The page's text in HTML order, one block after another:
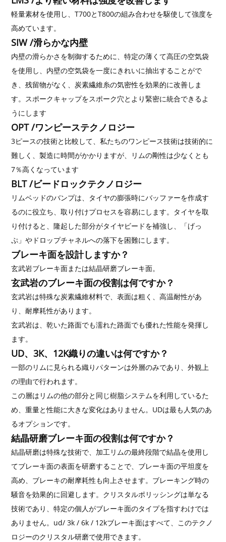
軽量素材を使用し、T700とT800の組み合わせを駆使して強度を
高めています。
SIW /滑らかな内壁
内壁の滑らかさを制御するために、特定の薄くて高圧の空気袋
を使用し、内壁の空気袋を一度にきれいに抽出することがで
き、残留物がなく、炭素繊維糸の気密性を効果的に改善しま
す。スポークキャップをスポーク穴とより緊密に統合できるよ
うにします
OPT /ワンピーステクノロジー
3ピースの技術と比較して、私たちのワンピース技術は技術的に
難しく、製造に時間がかかりますが、リムの剛性は少なくとも
7％高くなっています
BLT /ビードロックテクノロジー
リムベッドのバンプは、タイヤの膨張時にバッファーを作成す
るのに役立ち、取り付けプロセスを容易にします。タイヤを取
り付けると、隆起した部分がタイヤビードを補強し、「げっ
ぷ」やドロップチャネルへの落下を困難にします。
ブレーキ面を設計しますか？
玄武岩ブレーキ面または結晶研磨ブレーキ面。
玄武岩のブレーキ面の役割は何ですか？
玄武岩は特殊な炭素繊維材料で、表面は粗く、高温耐性があ
り、耐摩耗性があります。
玄武岩は、乾いた路面でも濡れた路面でも優れた性能を発揮し
ます。
UD、3K、12K織りの違いは何ですか？
一部のリムに見られる織りパターンは外層のみであり、外観上
の理由で行われます。
この層はリムの他の部分と同じ樹脂システムを利用しているた
め、重量と性能に大きな変化はありません。UDは最も人気のあ
るオプションです。
結晶研磨ブレーキ面の役割は何ですか？
結晶研磨は特殊な技術で、加工リムの最終段階で結晶を使用し
てブレーキ面の表面を研磨することで、ブレーキ面の平坦度を
高め、ブレーキの耐摩耗性も向上させます。ブレーキング時の
騒音を効果的に回避します。クリスタルポリッシングは単なる
技術であり、特定の個人がブレーキ面のタイプを指すわけでは
ありません。ud/ 3k / 6k / 12kブレーキ面はすべて、このテクノ
ロジーのクリスタル研磨で使用できます。